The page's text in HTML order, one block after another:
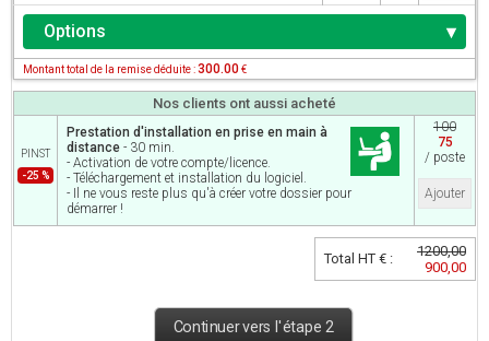
Options
Montant total de la remise déduite :300.00€
Nos clients ont aussi acheté
PINST
-25 %
Prestation d'installation en prise en main à
distance - 30 min.
- Activation de votre compte/licence.
- Téléchargement et installation du logiciel.
- Il ne vous reste plus qu'à créer votre dossier pour
démarrer !
100
75
/ poste
Ajouter
Total HT € :
1200,00
900,00
Continuer vers l'étape 2